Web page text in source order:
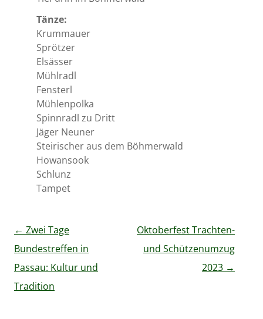
Tänze:
Krummauer
Sprötzer
Elsässer
Mühlradl
Fensterl
Mühlenpolka
Spinnradl zu Dritt
Jäger Neuner
Steirischer aus dem Böhmerwald
Howansook
Schlunz
Tampet
Beitragsnavigation
← Zwei Tage
Bundestreffen in
Passau: Kultur und
Tradition
Oktoberfest Trachten-
und Schützenumzug
2023 →